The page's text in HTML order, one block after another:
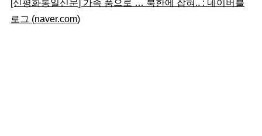
[신평화통일신문] 가족 품으로 … 북한에 잡혀.. : 네이버블
로그 (naver.com)